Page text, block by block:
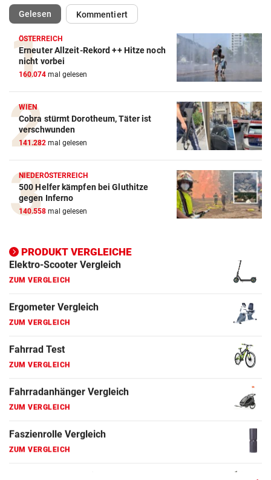
Gelesen(ausgewählt)Kommentiert
ÖSTERREICH
Erneuter Allzeit-Rekord ++ Hitze noch
nicht vorbei
160.074 mal gelesen
WIEN
Cobra stürmt Dorotheum, Täter ist
verschwunden
141.282 mal gelesen
NIEDERÖSTERREICH
500 Helfer kämpfen bei Gluthitze
gegen Inferno
140.558 mal gelesen
PRODUKT VERGLEICHE
Action-Cam Vergleich
ZUM VERGLEICH
Crosstrainer Vergleich
ZUM VERGLEICH
E-Bike Vergleich
ZUM VERGLEICH
Elektro-Scooter Vergleich
ZUM VERGLEICH
ZUM VERGLEICH
Fahrradanhänger Vergleich
Hoverboard Vergleich
Kinderfahrrad Vergleich